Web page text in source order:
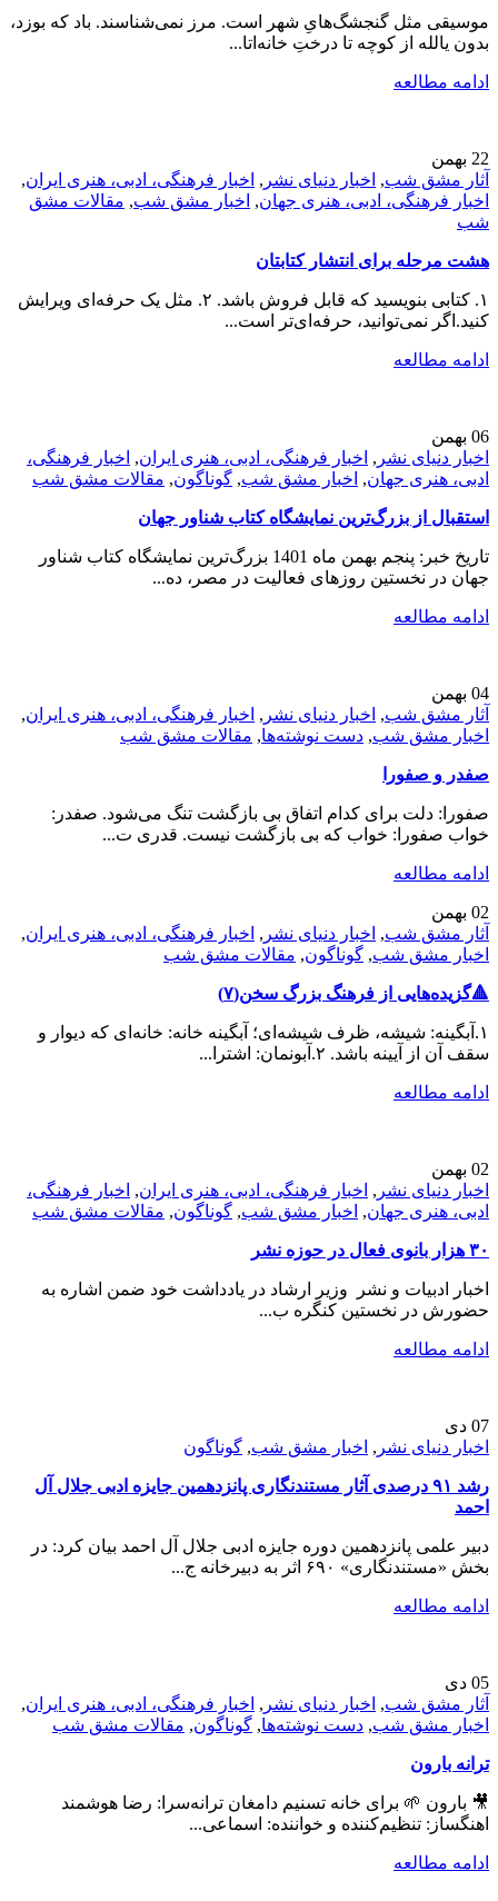
موسیقی مثل گنجشگ‌هایِ شهر است. مرز نمی‌شناسند. باد که بوزد،
بدون یالله از کوچه تا درختِ خانه‌اتا...
ادامه مطالعه
22 بهمن
آثار مشق شب, اخبار دنیای نشر , اخبار فرهنگی، ادبی، هنری ایران,
اخبار فرهنگی، ادبی، هنری جهان, اخبار مشق شب, مقالات مشق
شب
هشت مرحله برای انتشار کتابتان
۱. کتابی بنویسید که قابل فروش باشد. ۲. مثل یک حرفه‌ای ویرایش
کنید.اگر نمی‌توانید، حرفه‎‌ای‌تر است...
ادامه مطالعه
06 بهمن
اخبار دنیای نشر , اخبار فرهنگی، ادبی، هنری ایران, اخبار فرهنگی،
ادبی، هنری جهان, اخبار مشق شب, گوناگون, مقالات مشق شب
استقبال از بزرگ‌ترین نمایشگاه کتاب شناور جهان
تاریخ خبر: پنجم بهمن ماه 1401 بزرگ‌ترین نمایشگاه کتاب شناور
جهان در نخستین روزهای فعالیت در مصر، ده...
ادامه مطالعه
04 بهمن
آثار مشق شب, اخبار دنیای نشر , اخبار فرهنگی، ادبی، هنری ایران,
اخبار مشق شب, دست نوشته‌ها, مقالات مشق شب
صفدر و صفورا
صفورا: دلت برای کدام اتفاق بی بازگشت تنگ می‌شود. صفدر:
خواب صفورا: خواب که بی بازگشت نیست. قدری ت...
ادامه مطالعه
02 بهمن
آثار مشق شب, اخبار دنیای نشر , اخبار فرهنگی، ادبی، هنری ایران,
اخبار مشق شب, گوناگون, مقالات مشق شب
🔺️گزیده‌هایی از فرهنگ بزرگ سخن(۷)
۱.آبگینه: شیشه، ظرف شیشه‌ای؛ آبگینه خانه: خانه‌ای که دیوار و
سقف آن از آیینه باشد. ۲.آبونمان: اشترا...
ادامه مطالعه
02 بهمن
اخبار دنیای نشر , اخبار فرهنگی، ادبی، هنری ایران, اخبار فرهنگی،
ادبی، هنری جهان, اخبار مشق شب, گوناگون, مقالات مشق شب
۳۰ هزار بانوی فعال در حوزه نشر
اخبار ادبیات و نشر وزیر ارشاد در یادداشت‌ خود ضمن اشاره به
حضورش در نخستین کنگره ب...
ادامه مطالعه
07 دی
اخبار دنیای نشر , اخبار مشق شب, گوناگون
رشد ۹۱ درصدی آثار مستندنگاری پانزدهمین جایزه ادبی جلال آل
احمد
دبیر علمی پانزدهمین دوره جایزه ادبی جلال آل احمد بیان کرد: در
بخش «مستندنگاری» ۶۹۰ اثر به دبیرخانه ج...
ادامه مطالعه
05 دی
آثار مشق شب, اخبار دنیای نشر , اخبار فرهنگی، ادبی، هنری ایران,
اخبار مشق شب, دست نوشته‌ها, گوناگون, مقالات مشق شب
ترانه بارون
🎥 بارون 🌱 برای خانه تسنیم دامغان ترانه‌سرا: رضا هوشمند
اهنگساز: تنظیم‌کننده و خواننده: اسماعی...
ادامه مطالعه